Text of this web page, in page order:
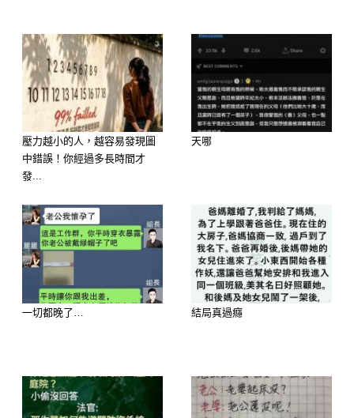
👑 6月轉運大爆發第二名：生肖屬猴
—— 三合財臨官，事業宮貴人海嘯式
爆發
強運指數：⭐⭐⭐⭐⭐（職場大黑馬）
翻身大轉變： 屬猴的朋友，6 月一到，
你們命格走的是久久才一次的「三合財
霉運會在一夜之間自動退散！
壓力越小的人，越容易發現圖
中錯誤！你經過多長時間才
發...
天哪
一切都晚了… 結局真過癮